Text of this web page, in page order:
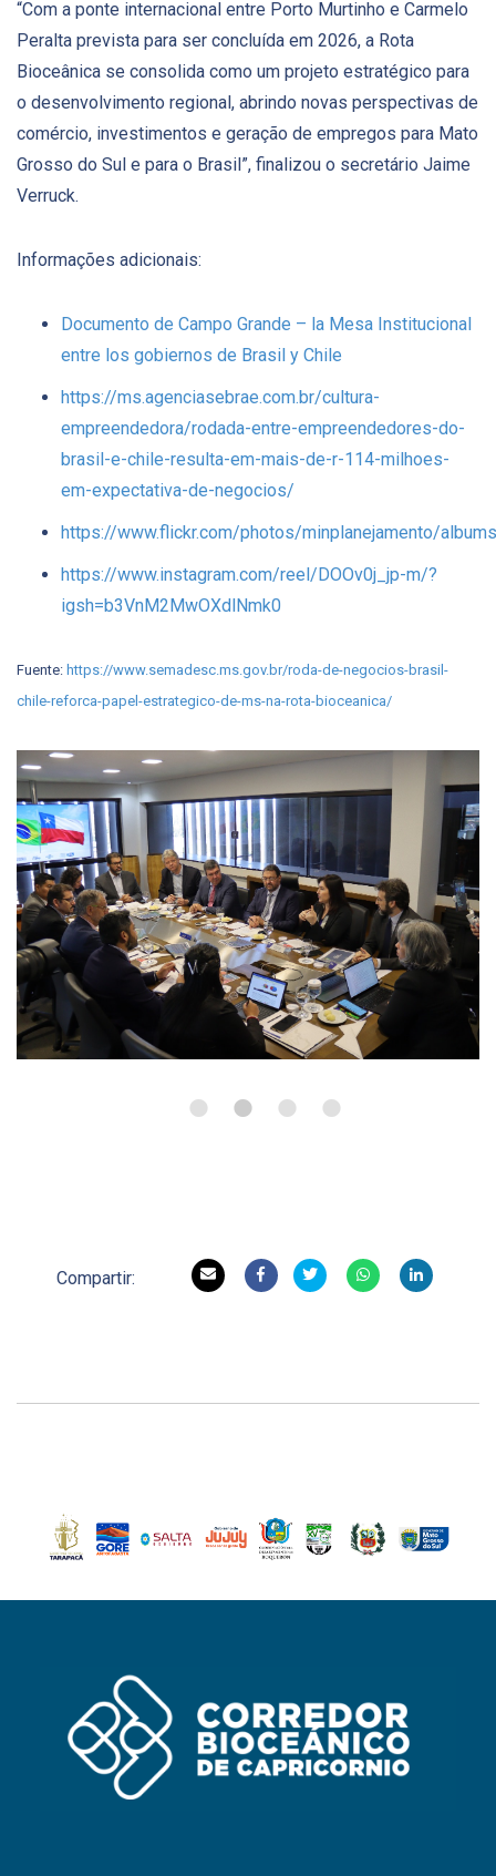
“Com a ponte internacional entre Porto Murtinho e Carmelo
Peralta prevista para ser concluída em 2026, a Rota
Bioceânica se consolida como um projeto estratégico para
o desenvolvimento regional, abrindo novas perspectivas de
comércio, investimentos e geração de empregos para Mato
Grosso do Sul e para o Brasil”, finalizou o secretário Jaime
Verruck.
Informações adicionais:
Documento de Campo Grande – la Mesa Institucional
entre los gobiernos de Brasil y Chile
https://ms.agenciasebrae.com.br/cultura-
empreendedora/rodada-entre-empreendedores-do-
brasil-e-chile-resulta-em-mais-de-r-114-milhoes-
em-expectativa-de-negocios/
https://www.flickr.com/photos/minplanejamento/
https://www.instagram.com/reel/DOOv0j_jp-m/?
igsh=b3VnM2MwOXdlNmk0
Fuente: https://www.semadesc.ms.gov.br/roda-de-negocios-brasil-
chile-reforca-papel-estrategico-de-ms-na-rota-bioceanica/
• • • •
Compartir: